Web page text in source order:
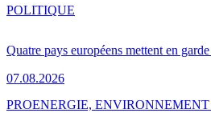
Quatre pays européens mettent en
07.08.2026
POLITIQUE
PROENERGIE,